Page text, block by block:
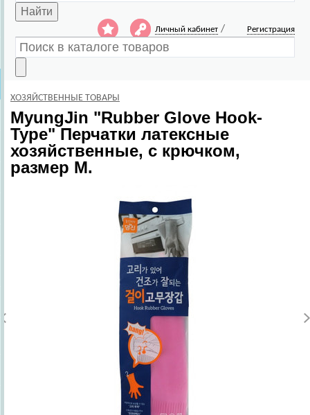
Найти
Личный кабинет / Регистрация
ХОЗЯЙСТВЕННЫЕ ТОВАРЫ
MyungJin "Rubber Glove Hook-
Type" Перчатки латексные
хозяйственные, c крючком,
размер M.